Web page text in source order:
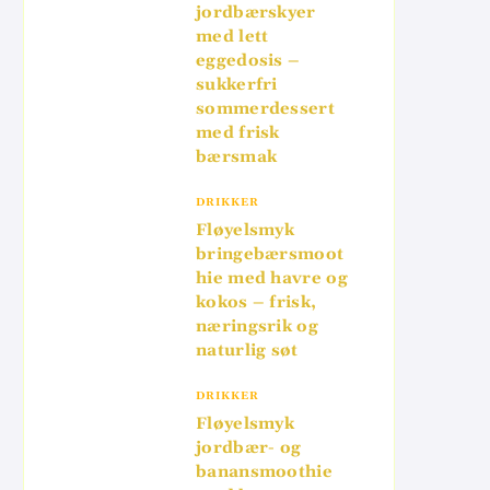
jordbærskyer
med lett
eggedosis –
sukkerfri
sommerdessert
med frisk
bærsmak
DRIKKER
Fløyelsmyk
bringebærsmoot
hie med havre og
kokos – frisk,
næringsrik og
naturlig søt
DRIKKER
Fløyelsmyk
jordbær- og
banansmoothie